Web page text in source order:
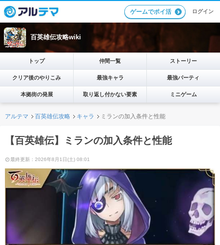
ゲームでポイ活 ログイン
百英雄伝攻略wiki
トップ 仲間一覧 ストーリー
クリア後のやりこみ 最強キャラ 最強パーティ
本拠街の発展 取り返し付かない要素 ミニゲーム
アルテマ 百英雄伝攻略 キャラ ミランの加入条件と性能
【百英雄伝】ミランの加入条件と性能
最終更新：2026年8月1日(土) 08:01